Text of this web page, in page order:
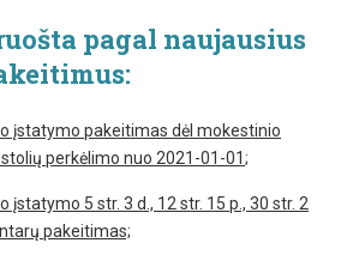
pagal naujausius
įstatymo pakeitimas dėl mokestinio
perkėlimo nuo 2021-01-01;
įstatymo 5 str. 3 d., 12 str. 15 p., 30 str. 2
pakeitimas;